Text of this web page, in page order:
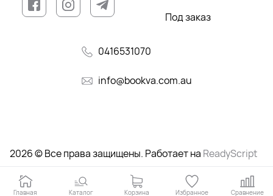
Под заказ
0416531070
info@bookva.com.au
2026 © Все права защищены. Работает на ReadyScript
Главная Каталог Корзина Избранное Сравнение